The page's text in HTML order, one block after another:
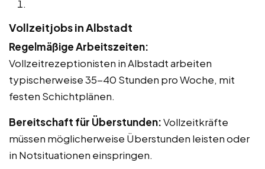
Vollzeitjobs in Albstadt
Regelmäßige Arbeitszeiten:
Vollzeitrezeptionisten in Albstadt arbeiten
typischerweise 35-40 Stunden pro Woche, mit
festen Schichtplänen.
Bereitschaft für Überstunden:Vollzeitkräfte
müssen möglicherweise Überstunden leisten oder
in Notsituationen einspringen.